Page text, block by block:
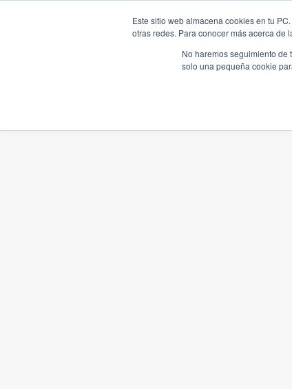
Este sitio web almacena cookies en tu
otras redes. Para conocer más acerca de
No haremos seguimiento de
solo una pequeña cookie